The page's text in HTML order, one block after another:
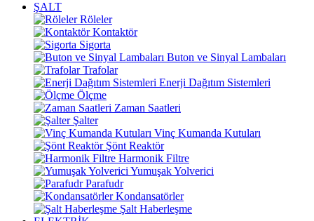
ŞALT
Röleler
Kontaktör
Sigorta
Buton ve Sinyal Lambaları
Trafolar
Enerji Dağıtım Sistemleri
Ölçme
Zaman Saatleri
Şalter
Vinç Kumanda Kutuları
Şönt Reaktör
Harmonik Filtre
Yumuşak Yolverici
Parafudr
Kondansatörler
Şalt Haberleşme